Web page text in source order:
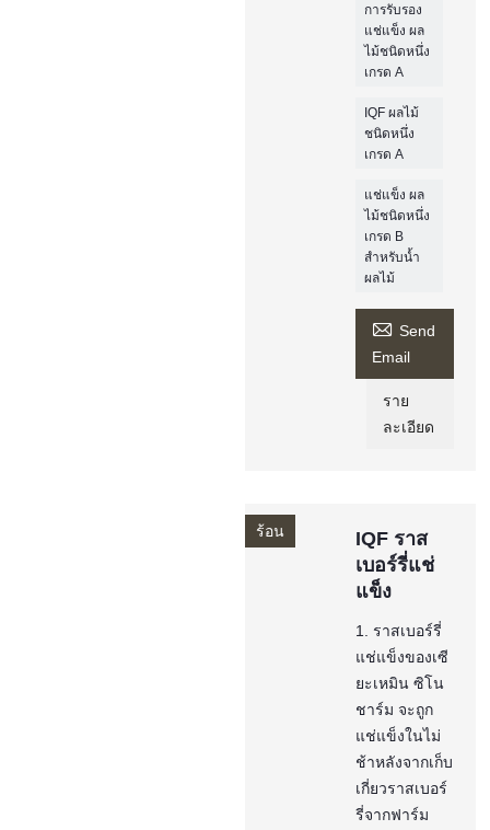
การรับรอง
แช่แข็ง ผล
ไม้ชนิดหนึ่ง
เกรด A
IQF ผลไม้
ชนิดหนึ่ง
เกรด A
แช่แข็ง ผล
ไม้ชนิดหนึ่ง
เกรด B
สำหรับน้ำ
ผลไม้
 Send
Email
ราย
ละเอียด
ร้อน
IQF ราส
เบอร์รี่แช่
แข็ง
1. ราสเบอร์รี่
แช่แข็งของเซี
ยะเหมิน ซิโน
ชาร์ม จะถูก
แช่แข็งในไม่
ช้าหลังจากเก็บ
เกี่ยวราสเบอร์
รี่จากฟาร์ม